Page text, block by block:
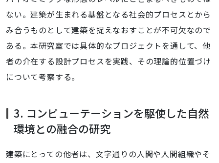
ない。建築が生まれる基盤となる社会的プロセスとから
み合うものとして建築を捉えなおすことが不可欠なので
ある。本研究室では具体的なプロジェクトを通して、他
者の介在する設計プロセスを実践、その理論的位置づけ
について考察する。
3. コンピューテーションを駆使した自然
環境との融合の研究
建築にとっての他者は、文字通りの人間や人間組織やそ